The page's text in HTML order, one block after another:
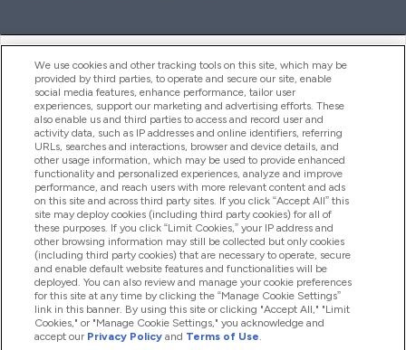
ヘルプ＆ガイド
商品について
会社概要
特典＆ポイント
2026 The Hut.com Ltd
We use cookies and other tracking tools on this site, which may be
provided by third parties, to operate and secure our site, enable
social media features, enhance performance, tailor user
experiences, support our marketing and advertising efforts. These
also enable us and third parties to access and record user and
activity data, such as IP addresses and online identifiers, referring
URLs, searches and interactions, browser and device details, and
other usage information, which may be used to provide enhanced
functionality and personalized experiences, analyze and improve
performance, and reach users with more relevant content and ads
on this site and across third party sites. If you click “Accept All” this
site may deploy cookies (including third party cookies) for all of
these purposes. If you click “Limit Cookies,” your IP address and
other browsing information may still be collected but only cookies
(including third party cookies) that are necessary to operate, secure
and enable default website features and functionalities will be
deployed. You can also review and manage your cookie preferences
for this site at any time by clicking the “Manage Cookie Settings”
link in this banner. By using this site or clicking "Accept All," "Limit
Cookies," or "Manage Cookie Settings," you acknowledge and
accept our Privacy Policy and Terms of Use.